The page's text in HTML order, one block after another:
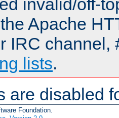
invalid/off-
Apache
IRC channel,
lists.
are disabled
Foundation.